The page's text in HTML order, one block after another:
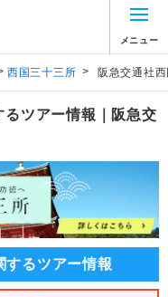
メニュー
西国三十三所 > 阪急交通社
るツアー情報｜阪急交
するツアー情報